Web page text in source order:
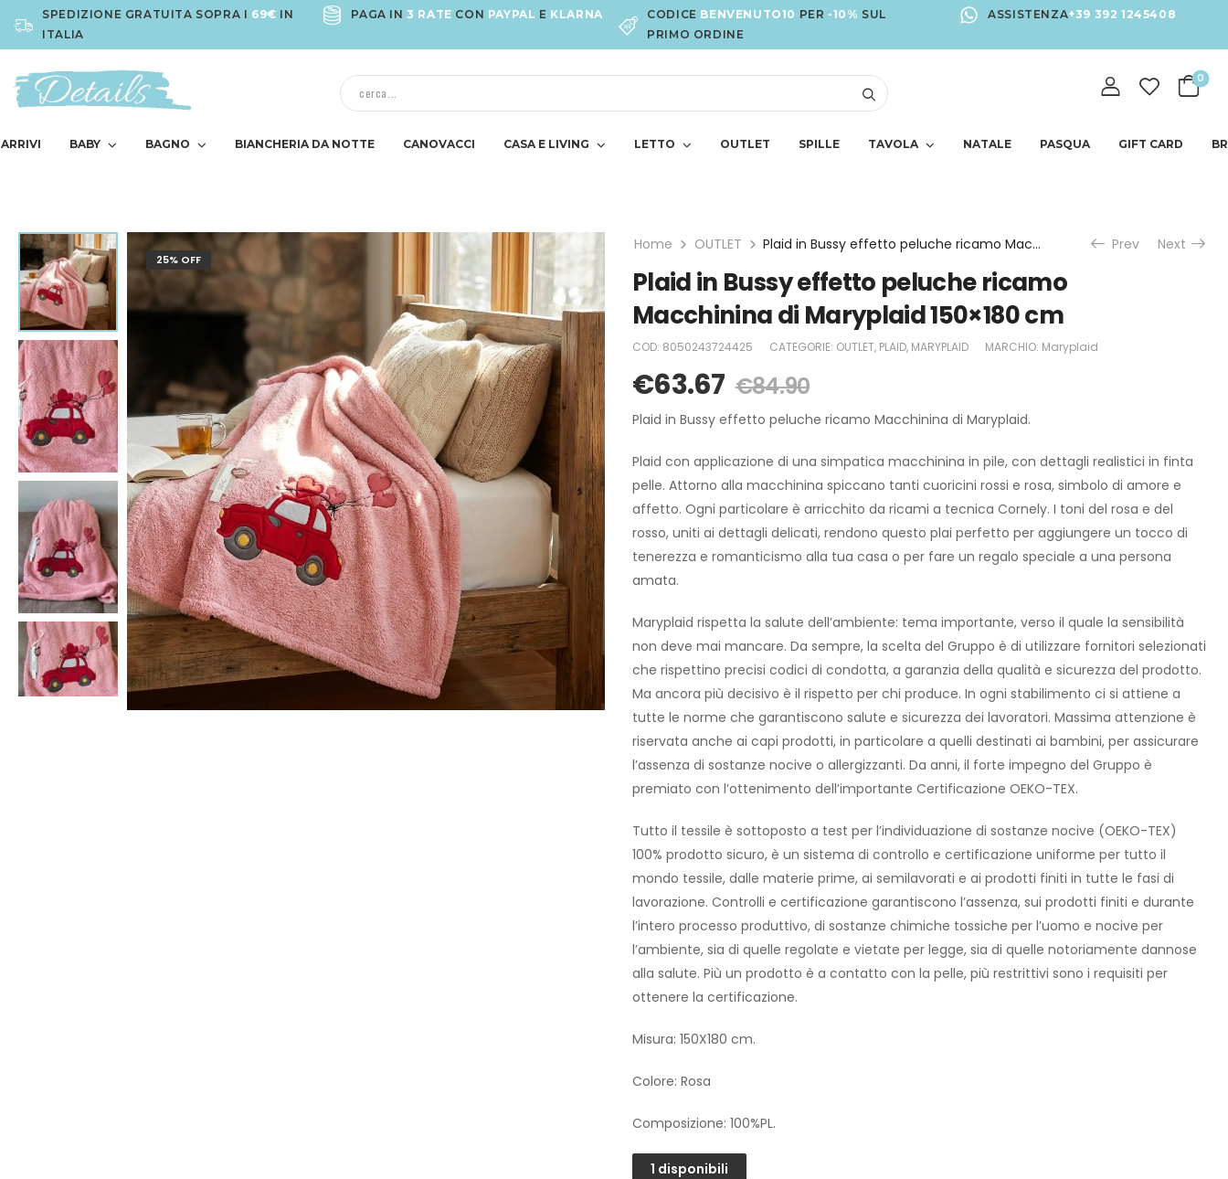
SPEDIZIONE GRATUITA SOPRA I 69€ IN
ITALIA
PAGA IN 3 RATE CON PAYPAL E KLARNA CODICE BENVENUTO10 PER -10% SUL
PRIMO ORDINE
ASSISTENZA+39 392 1245408
0
BABY BAGNO BIANCHERIA DA NOTTE CANOVACCI CASA E LIVING LETTO OUTLET SPILLE TAVOLA NATALE PASQUA GIFT CARD
25% OFF
Home OUTLET Plaid in Bussy effetto peluche ricamo Macchinina di Maryplaid 150×180 cm Prev Next
Plaid in Bussy effetto peluche ricamo
Macchinina di Maryplaid 150×180 cm
COD: 8050243724425 CATEGORIE: OUTLET, PLAID, MARYPLAID MARCHIO: Maryplaid
€63.67 €84.90
Plaid in Bussy effetto peluche ricamo Macchinina di Maryplaid.
Plaid con applicazione di una simpatica macchinina in pile, con dettagli realistici in finta
pelle. Attorno alla macchinina spiccano tanti cuoricini rossi e rosa, simbolo di amore e
affetto. Ogni particolare è arricchito da ricami a tecnica Cornely. I toni del rosa e del
rosso, uniti ai dettagli delicati, rendono questo plai perfetto per aggiungere un tocco di
tenerezza e romanticismo alla tua casa o per fare un regalo speciale a una persona
amata.
Maryplaid rispetta la salute dell’ambiente: tema importante, verso il quale la sensibilità
non deve mai mancare. Da sempre, la scelta del Gruppo è di utilizzare fornitori selezionati
che rispettino precisi codici di condotta, a garanzia della qualità e sicurezza del prodotto.
Ma ancora più decisivo è il rispetto per chi produce. In ogni stabilimento ci si attiene a
tutte le norme che garantiscono salute e sicurezza dei lavoratori. Massima attenzione è
riservata anche ai capi prodotti, in particolare a quelli destinati ai bambini, per assicurare
l’assenza di sostanze nocive o allergizzanti. Da anni, il forte impegno del Gruppo è
premiato con l’ottenimento dell’importante Certificazione OEKO-TEX.
Tutto il tessile è sottoposto a test per l’individuazione di sostanze nocive (OEKO-TEX)
100% prodotto sicuro, è un sistema di controllo e certificazione uniforme per tutto il
mondo tessile, dalle materie prime, ai semilavorati e ai prodotti finiti in tutte le fasi di
lavorazione. Controlli e certificazione garantiscono l’assenza, sui prodotti finiti e durante
l’intero processo produttivo, di sostanze chimiche tossiche per l’uomo e nocive per
l’ambiente, sia di quelle regolate e vietate per legge, sia di quelle notoriamente dannose
alla salute. Più un prodotto è a contatto con la pelle, più restrittivi sono i requisiti per
ottenere la certificazione.
Misura: 150X180 cm.
Colore: Rosa
Composizione: 100%PL.
1 disponibili